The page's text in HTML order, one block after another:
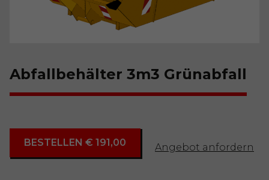
Abfallbehälter 3m3 Grünabfall
BESTELLEN € 191,00 Angebot anfordern